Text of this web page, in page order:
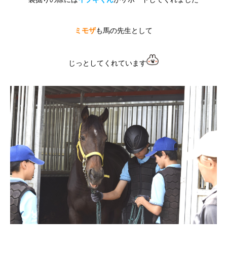
ミモザも馬の先生として
じっとしてくれています